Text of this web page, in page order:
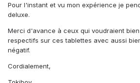
Pour l'instant et vu mon expérience je
deluxe.
Merci d'avance à ceux qui voudraient
respectifs sur ces tablettes avec aussi
négatif.
Cordialement,